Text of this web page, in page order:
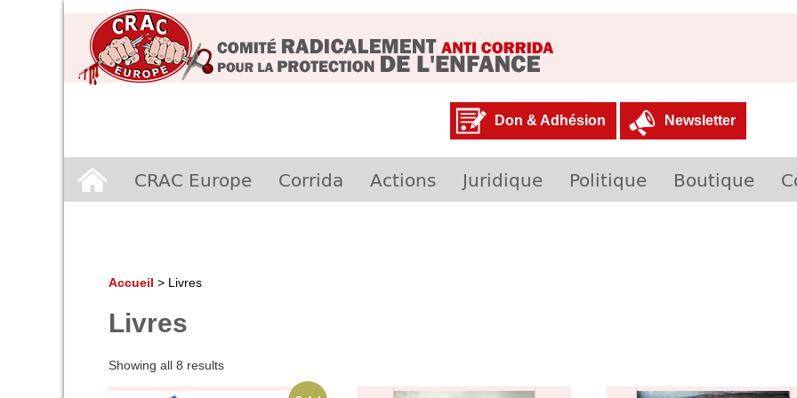
Don & Adhésion Newsletter
Aller
au
CRAC Europe Corrida Actions Juridique Politique Boutique
Accueil > Livres
Livres
Showing all 8 results